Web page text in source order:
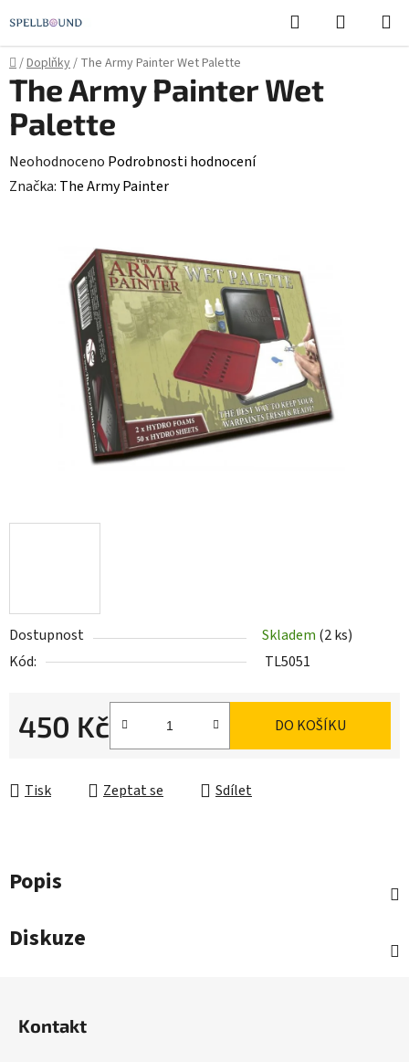
na
obsah
Hledat
KOŠÍK
Domů
/Doplňky/ The Army Painter Wet Palette
Dostupnost Skladem (2 ks)
Kód:
TL5051
450 Kč DO KOŠÍKU
Tisk Zeptat se Sdílet
The Army Painter Wet
Palette
Průměrné
hodnocení
Neohodnoceno Podrobnosti hodnocení
Značka: The Army Painter
Popis
Diskuze
Kontakt